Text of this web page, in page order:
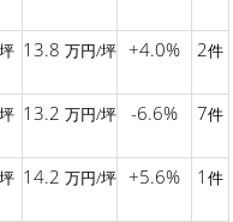
坪 13.8 万円/坪 +4.0% 2件
坪 13.2 万円/坪 -6.6% 7件
坪 14.2 万円/坪 +5.6% 1 件